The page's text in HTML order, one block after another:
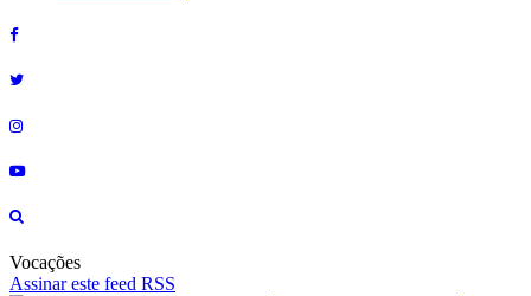
Vocações
Assinar este feed RSS